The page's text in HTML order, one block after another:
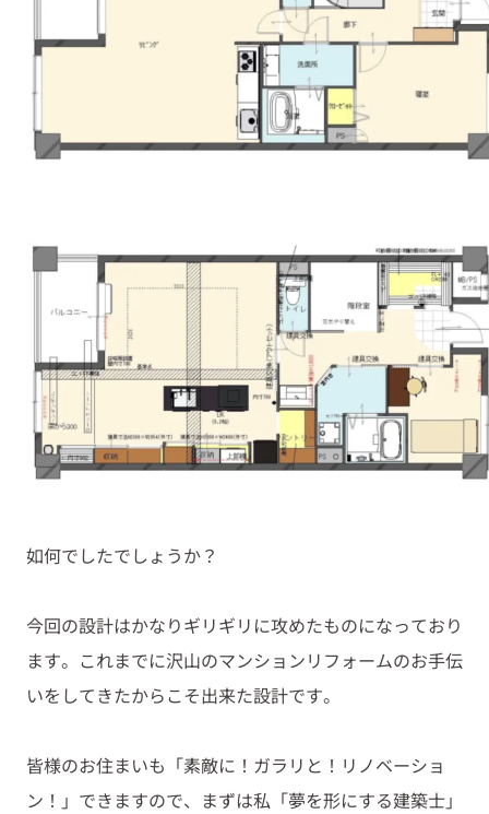
如何でしたでしょうか？
今回の設計はかなりギリギリに攻めたものになっており
ます。これまでに沢山のマンションリフォームのお手伝
いをしてきたからこそ出来た設計です。
皆様のお住まいも「素敵に！ガラリと！リノベーショ
ン！」できますので、まずは私「夢を形にする建築士」